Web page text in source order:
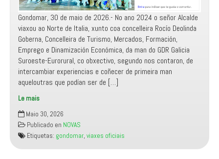
Gondomar, 30 de maio de 2026.- No ano 2024 o señor Alcalde
viaxou ao Norte de Italia, xunto coa concelleira Rocío Deolinda
Goberna, Concelleira de Turismo, Mercados, Formación,
Emprego e Dinamización Económica, da man do GDR Galicia
Suroeste-Eurorural, co obxectivo, segundo nos contaron, de
intercambiar experiencias e coñecer de primeira man
aqueloutras que podían ser de […]
Le mais
Manifesto
Miñor
segue
sen
información
Maio 30, 2026
Publicado en NOVAS
Etiquetas: gondomar, viaxes oficiais